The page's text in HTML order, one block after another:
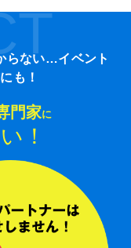
らない…イベント
も！
門家に
！